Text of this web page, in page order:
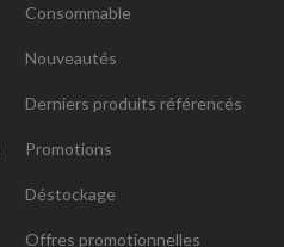
Consommable
Nouveautés
Derniers produits référencés
Promotions
Déstockage
Offres promotionnelles